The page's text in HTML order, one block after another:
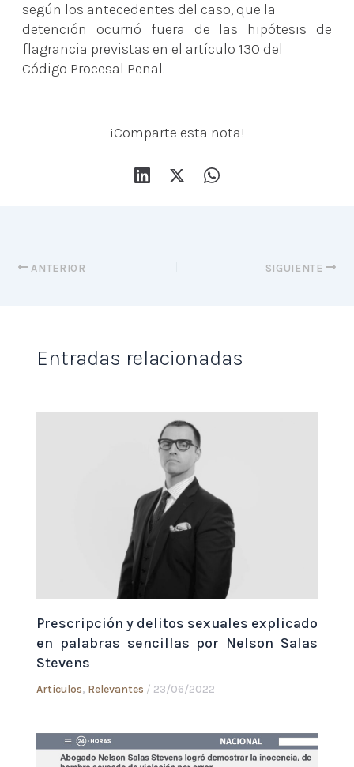
según los antecedentes del caso, que la
detención ocurrió fuera de las hipótesis de
flagrancia previstas en el artículo 130 del
Código Procesal Penal.
¡Comparte esta nota!
ANTERIOR SIGUIENTE
Entradas relacionadas
Prescripción y delitos sexuales explicado
en palabras sencillas por Nelson Salas
Stevens
Articulos, Relevantes / 23/06/2022